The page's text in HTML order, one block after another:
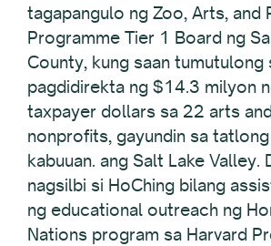
tagapangulo ng Zoo, Arts, and
Programme Tier 1 Board ng
County, kung saan tumutulong
pagdidirekta ng $14.3 milyon
taxpayer dollars sa 22 arts
nonprofits, gayundin sa
kabuuan. ang Salt Lake Valley.
nagsilbi si HoChing bilang
ng educational outreach ng
Nations program sa Harvard